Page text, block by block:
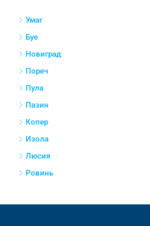
Умаг
Буе
Новиград
Пореч
Пула
Пазин
Копер
Изола
Люсия
Ровинь